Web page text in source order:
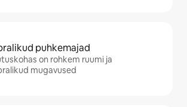
puhkemajad
on rohkem ruumi ja
mugavused